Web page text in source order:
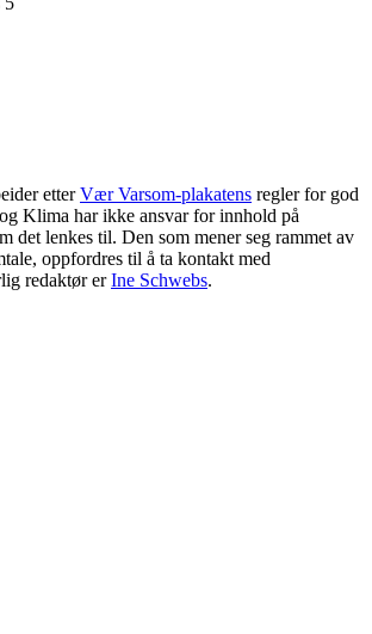
etter Vær Varsom-plakatens regler for god
Klima har ikke ansvar for innhold på
det lenkes til. Den som mener seg rammet av
oppfordres til å ta kontakt med
redaktør er Ine Schwebs.